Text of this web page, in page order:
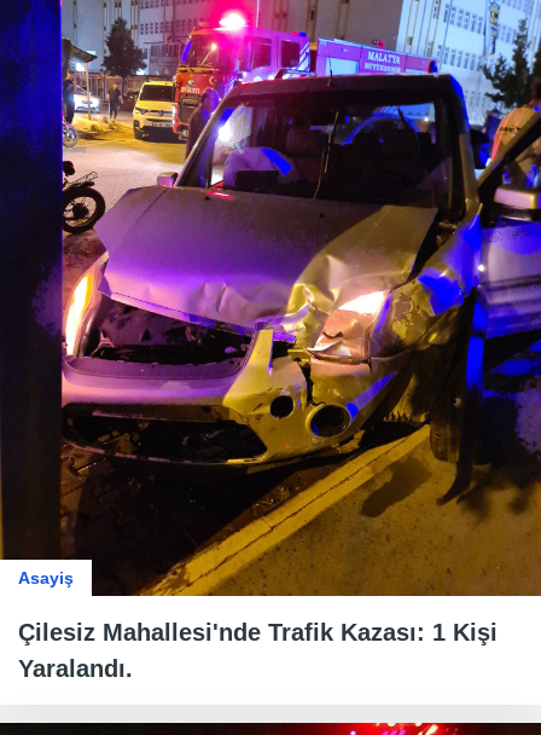
Asayiş
Çilesiz Mahallesi'nde Trafik Kazası: 1 Kişi
Yaralandı.